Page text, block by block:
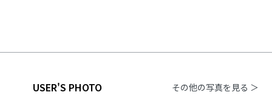
USER'S PHOTO その他の写真を見る ＞